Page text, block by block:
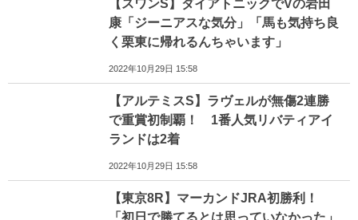
【スワンS】ダイアトニックでVの岩田
康「ジーニアスな気分」「馬も気持ち良
く栗東に帰れるんちゃいます」
2022年10月29日 15:58
【アルテミスS】ラヴェルが無傷2連勝
で重賞初制覇！ 1番人気リバティアイ
ランドは2着
2022年10月29日 15:58
【東京8R】マーカンドJRA初勝利！
「初日で勝てるとは思っていなかった」